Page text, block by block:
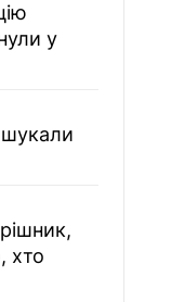
у
хто